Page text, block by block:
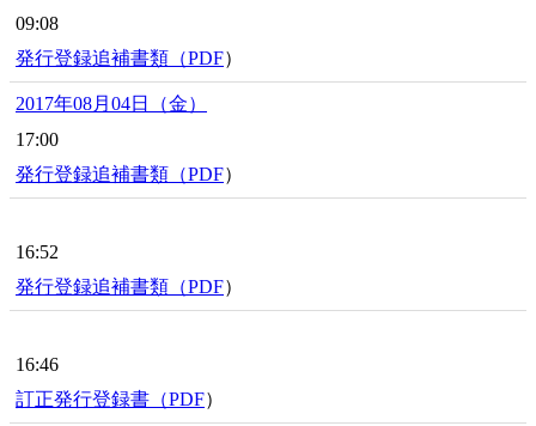
09:08
発行登録追補書類（PDF）
2017年08月04日（金）
17:00
発行登録追補書類（PDF）
16:52
発行登録追補書類（PDF）
16:46
訂正発行登録書（PDF）